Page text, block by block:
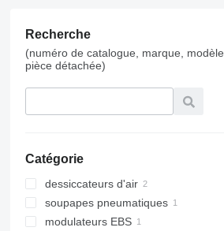
Recherche
(numéro de catalogue, marque, modèle,
pièce détachée)
Catégorie
dessiccateurs d'air
soupapes pneumatiques
modulateurs EBS